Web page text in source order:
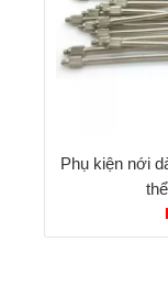
Phụ kiện nới